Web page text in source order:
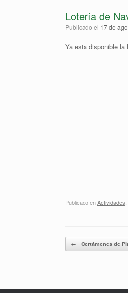
Lotería de
Publicado el 17 de
Ya esta disponible
Publicado enActividades,
Navegador de
← Certámenes de